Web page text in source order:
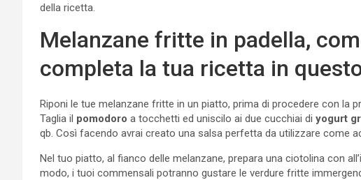
della ricetta.
Melanzane fritte in padella,
completa la tua ricetta in
Riponi le tue melanzane fritte in un piatto, prima di procedere con la
Taglia il pomodoro a tocchetti ed uniscilo ai due cucchiai di yogurt
qb. Così facendo avrai creato una salsa perfetta da utilizzare come
Nel tuo piatto, al fianco delle melanzane, prepara una ciotolina con
modo, i tuoi commensali potranno gustare le verdure fritte